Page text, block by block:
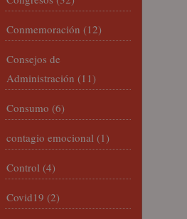
Conmemoración (12)
Consejos de
Administración (11)
Consumo (6)
contagio emocional (1)
Control (4)
Covid19 (2)